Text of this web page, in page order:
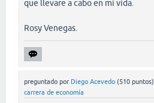
que llevare a cabo en mi vida.
Rosy Venegas.
preguntado por Diego Acevedo (510 puntos)
carrera de economía